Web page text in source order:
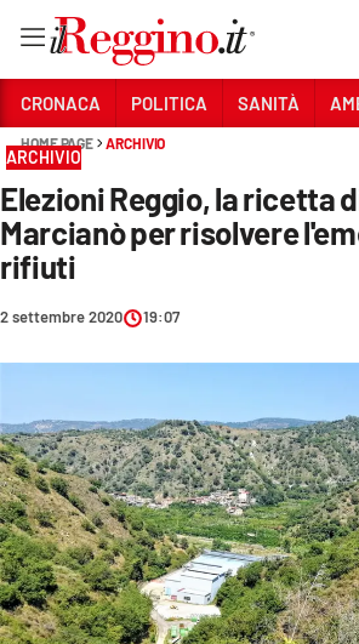
Sezioni
CRONACA
POLITICA
SANITÀ
AMBIENTE
CULTURA
ECONOMIA E LAVORO
EVENTI
SPORT
CRONACA POLITICA SANITÀ
HOME PAGE ARCHIVIO
ARCHIVIO
Elezioni Reggio, la ricetta
Marcianò per risolvere
rifiuti
2 settembre 2020 19:07